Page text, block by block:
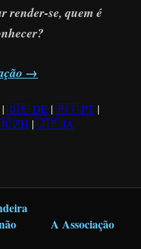
render-se, quem é
→
|🇩🇪 DE|🇵🇹 PT|
ZH |🇯🇵 JA
A Associação